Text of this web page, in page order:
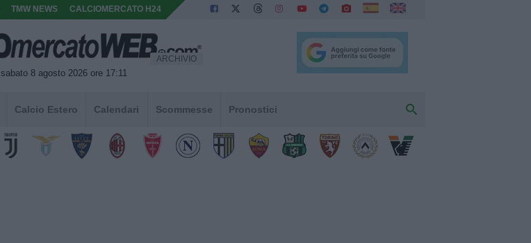
TMW NEWS CALCIOMERCATO H24
sabato 8 agosto 2026 ore 17:11
ARCHIVIO
Calcio Estero Calendari Scommesse Pronostici